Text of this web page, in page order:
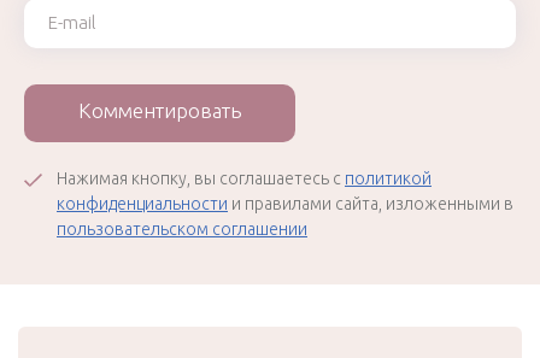
Ваш e-mail
Комментировать
Нажимая кнопку, вы соглашаетесь с политикой
конфиденциальности и правилами сайта, изложенными в
пользовательском соглашении